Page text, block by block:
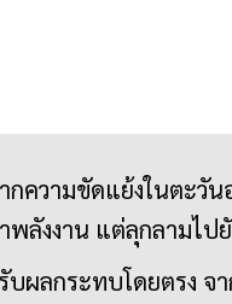
ความขัดแย้งในตะวั
พลังงาน แต่ลุกลามไป
บผลกระทบโดยตรง